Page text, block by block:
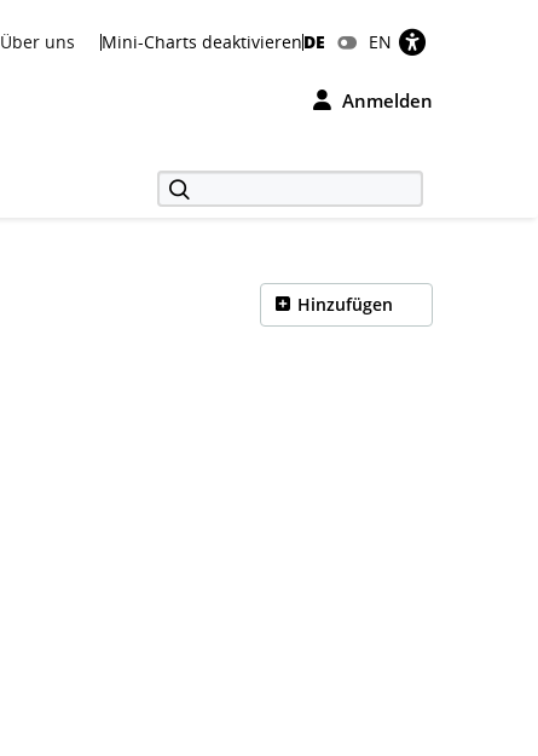
Über uns Mini-Charts deaktivierenDE EN
Anmelden
Hinzufügen